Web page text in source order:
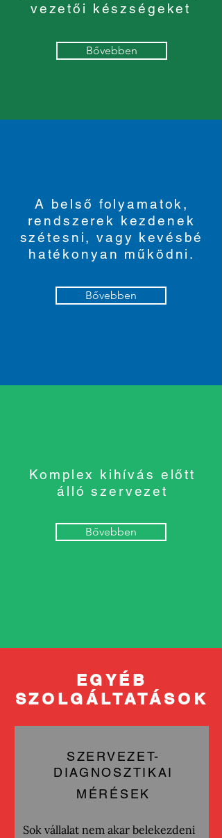
vezetői készségeket
Bővebben
Bővebben
A belső folyamatok,
rendszerek kezdenek
szétesni, vagy kevésbé
hatékonyan működni.
Bővebben
Komplex kihívás előtt
álló szervezet
EGYÉB
SZOLGÁLTATÁSOK
Sok vállalat nem akar belekezdeni
SZERVEZET-
DIAGNOSZTIKAI
MÉRÉSEK